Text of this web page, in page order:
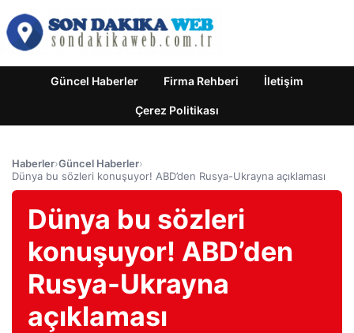
Güncel Haberler Firma Rehberi İletişim
Çerez Politikası
Haberler›Güncel Haberler›
Dünya bu sözleri konuşuyor! ABD’den Rusya-Ukrayna açıklaması
Dünya bu sözleri
konuşuyor! ABD’den
Rusya-Ukrayna
açıklaması